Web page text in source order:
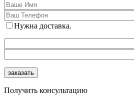
Нужна доставка.
Получить консультацию